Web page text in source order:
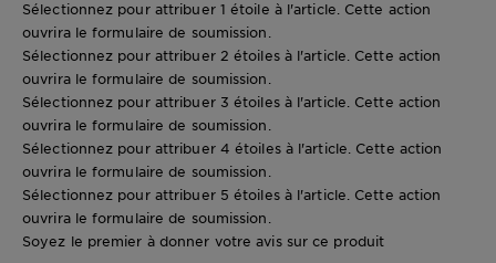
Sélectionnez pour attribuer 1 étoile à l'article. Cette action
ouvrira le formulaire de soumission.
Sélectionnez pour attribuer 2 étoiles à l'article. Cette action
ouvrira le formulaire de soumission.
Sélectionnez pour attribuer 3 étoiles à l'article. Cette action
ouvrira le formulaire de soumission.
Sélectionnez pour attribuer 4 étoiles à l'article. Cette action
ouvrira le formulaire de soumission.
Sélectionnez pour attribuer 5 étoiles à l'article. Cette action
ouvrira le formulaire de soumission.
Soyez le premier à donner votre avis sur ce produit